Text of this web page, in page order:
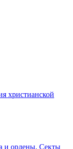
христианской
и ордены. Секты